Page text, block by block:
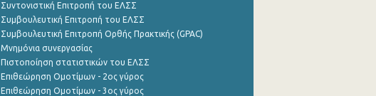
Συντονιστική Επιτροπή του ΕΛΣΣ
Συμβουλευτική Επιτροπή του ΕΛΣΣ
Συμβουλευτική Επιτροπή Ορθής Πρακτικής (GPAC)
Μνημόνια συνεργασίας
Πιστοποίηση στατιστικών του ΕΛΣΣ
Επιθεώρηση Ομοτίμων - 2ος γύρος
Επιθεώρηση Ομοτίμων - 3ος γύρος